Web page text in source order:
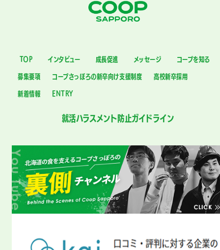
TOP インタビュー 成長促進 メッセージ コープを知る
募集要項 コープさっぽろの新卒向け支援制度 高校新卒採用
新着情報 ENTRY
就活ハラスメント防止ガイドライン